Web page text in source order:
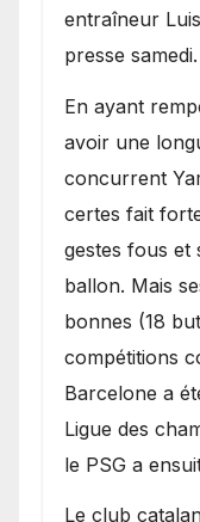
entraîneur
presse samedi.
En ayant
avoir une
concurrent
certes fait
gestes fous et
ballon. Mais
bonnes (18
compétitions
Barcelone a
Ligue des
le PSG a
Le club